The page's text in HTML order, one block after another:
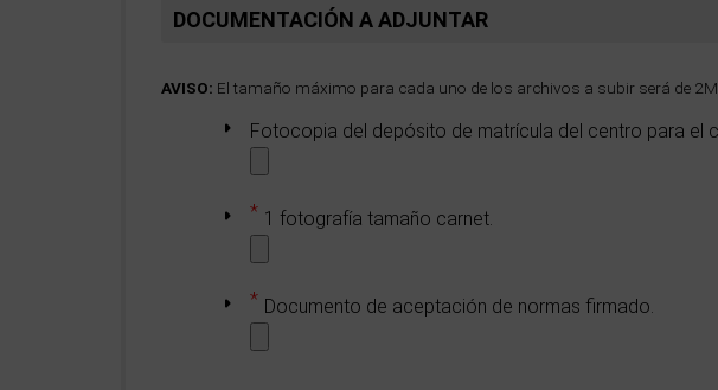
DOCUMENTACIÓN A ADJUNTAR
AVISO: El tamaño máximo para cada uno de los archivos a subir será de
Fotocopia del depósito de matrícula del centro para el
1 fotografía tamaño carnet.
Documento de aceptación de normas firmado.